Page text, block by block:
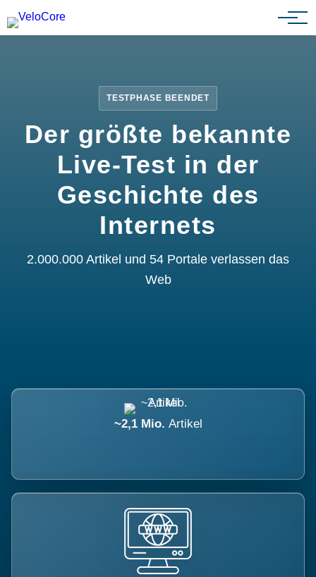
Partnerprogramm
TESTPHASE BEENDET
Der größte bekannte
Live-Test in der
Geschichte des
Internets
2.000.000 Artikel und 54 Portale verlassen das
Web
~2,1 Mio. Artikel